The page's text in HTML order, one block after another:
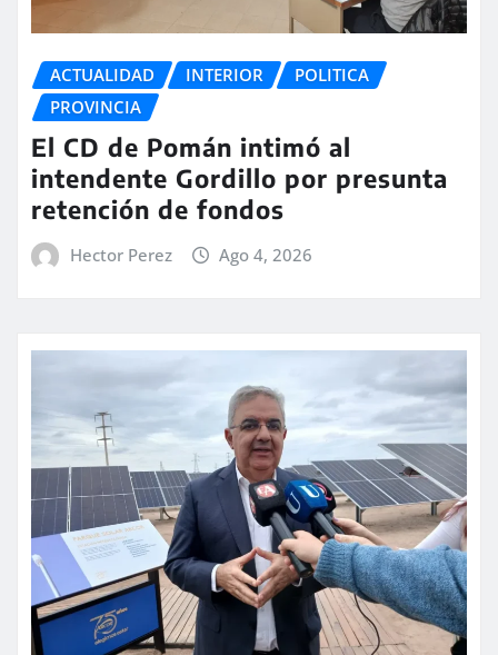
ACTUALIDAD INTERIOR
POLITICA
PROVINCIA
El CD de Pomán intimó al
intendente Gordillo por presunta
retención de fondos
Hector Perez Ago 4, 2026